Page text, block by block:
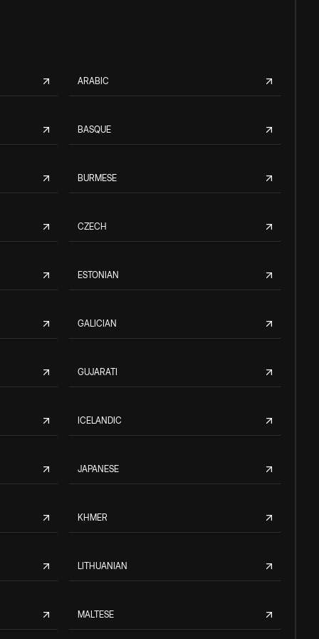
ARABIC
BASQUE
BURMESE
CZECH
ESTONIAN
GALICIAN
GUJARATI
ICELANDIC
JAPANESE
KHMER
LITHUANIAN
MALTESE